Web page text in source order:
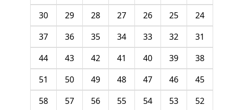
24
25
26
27
28
29
30
31
32
33
34
35
36
37
38
39
40
41
42
43
44
45
46
47
48
49
50
51
52
53
54
55
56
57
58